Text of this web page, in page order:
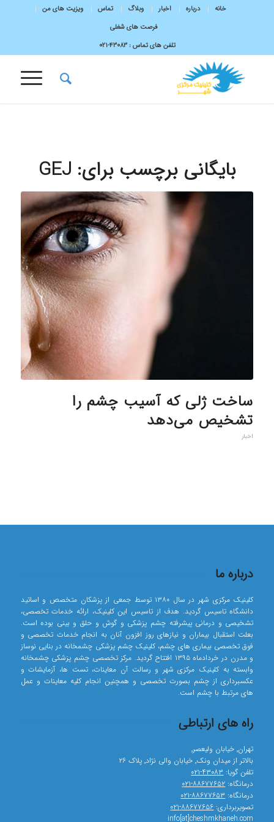
خانه درباره اخبار وبلاگ تماس
ویزیت های من
فرصت های شغلی
تلفن های تماس :43083-۰۲۱
بایگانی برچسب برای: GEJ
ساخت ژلی که آسیب چشم را
تشخیص می‌دهد
اخبار
درباره ما
کلینیک مرکزی شهر در سال ۱۳۸۰ توسط جمعی از پزشکان متخصص و اساتید
دانشگاه تاسیس گردید. هدف از تاسیس این کلینیک، ارائه خدمات تخصصی،
تشخیصی و درمانی پیشرفته چشم پزشکی و گوش و حلق و بینی بوده است.
بعلت استقبال بیماران و نیازهای روز افزون آنان به انجام خدمات تخصصی و
فوق تخصصی بیماری های چشم، کلینیک چشم پزشکی چشمخانه در بنایی نوساز
و مدرن در خردادماه ۱۳۹۵ افتتاح گردید. مرکز تخصصی چشم پزشکی چشمخانه
وابسته به کلینیک مرکزی شهر و رسالت آن معاینات، تست ها، آزمایشات و
عکسبرداری از چشم بصورت تخصصی و همچنین انجام کلیه معاینات و عمل
های مرتبط با چشم است.
راه های ارتباطی
تهران٬ خیابان ولیعصر٬
بالاتر از میدان ونک٬ خیابان والی نژاد٬ پلاک ۲۶
تلفن گویا:۴۳۰۸۳-۰۲۱
درمانگاه:۸۸۶۷۷۶۵۲-۰۲۱
درمانگاه:۸۸۶۷۷۶۵۳-۰۲۱
تصویربرداری:۸۸۶۷۷۶۵۶-۰۲۱
info[at]cheshmkhaneh.com